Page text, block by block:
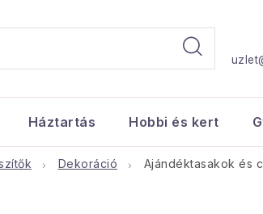
Háztartás Hobbi és kert
Dekoráció Ajándéktasakok és